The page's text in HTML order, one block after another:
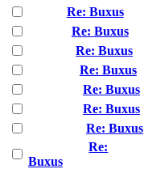
Re: Buxus
Re: Buxus
Re: Buxus
Re: Buxus
Re: Buxus
Re: Buxus
Re: Buxus
Re:
Buxus